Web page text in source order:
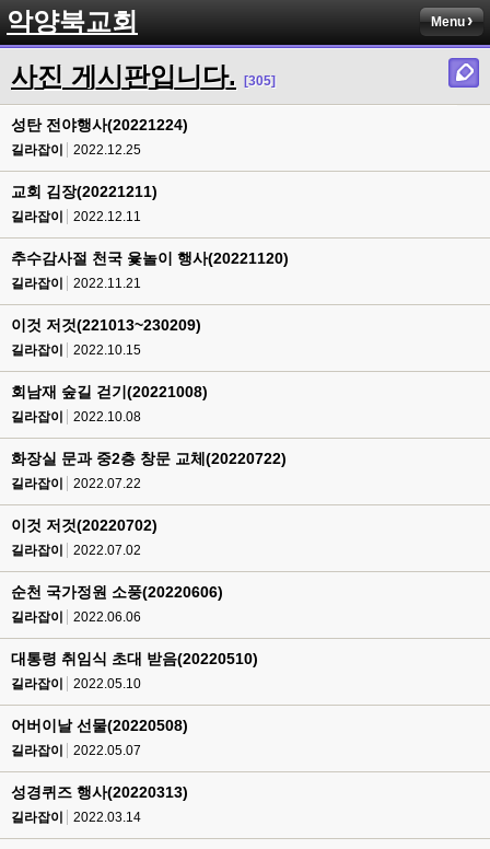
악양북교회 Menu
사진 게시판입니다. [305]
성탄 전야행사(20221224)
길라잡이 2022.12.25
교회 김장(20221211)
길라잡이 2022.12.11
추수감사절 천국 윷놀이 행사(20221120)
길라잡이 2022.11.21
이것 저것(221013~230209)
길라잡이 2022.10.15
회남재 숲길 걷기(20221008)
길라잡이 2022.10.08
화장실 문과 중2층 창문 교체(20220722)
길라잡이 2022.07.22
이것 저것(20220702)
길라잡이 2022.07.02
순천 국가정원 소풍(20220606)
길라잡이 2022.06.06
대통령 취임식 초대 받음(20220510)
길라잡이 2022.05.10
어버이날 선물(20220508)
길라잡이 2022.05.07
성경퀴즈 행사(20220313)
길라잡이 2022.03.14